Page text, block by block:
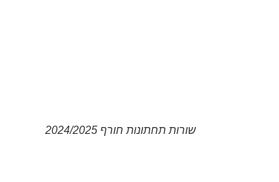
שורות תחתונות חורף 2024/2025